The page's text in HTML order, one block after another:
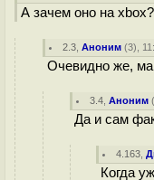
А зачем оно на
2.3 ,Аноним (3),
Очевидно же,
3.4 ,Аноним
Да и сам
4.163 ,
Когда